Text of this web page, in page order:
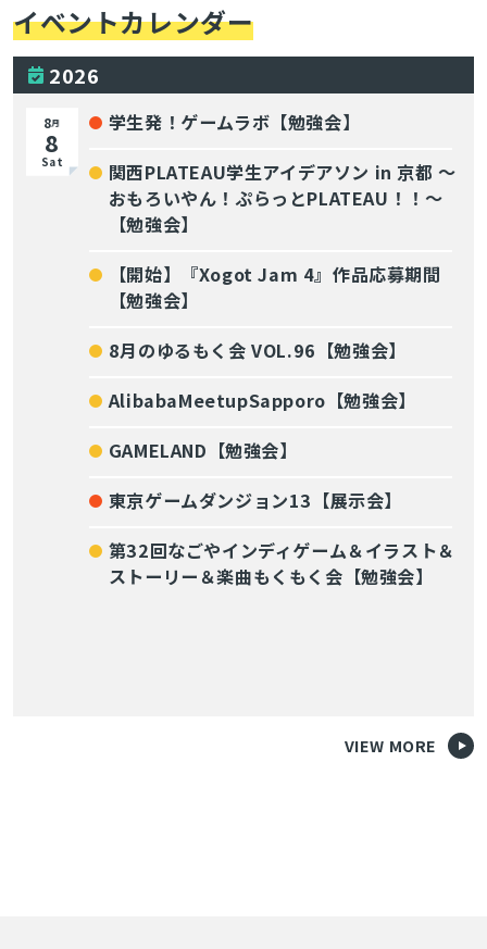
イベントカレンダー
2026
8月
8
Sat
学生発！ゲームラボ【勉強会】
関西PLATEAU学生アイデアソン in 京都 〜
おもろいやん！ぷらっとPLATEAU！！〜
【勉強会】
【開始】『Xogot Jam 4』作品応募期間
【勉強会】
8月のゆるもく会 VOL.96【勉強会】
AlibabaMeetupSapporo【勉強会】
GAMELAND【勉強会】
東京ゲームダンジョン13【展示会】
第32回なごやインディゲーム＆イラスト＆
ストーリー＆楽曲もくもく会【勉強会】
VIEW MORE